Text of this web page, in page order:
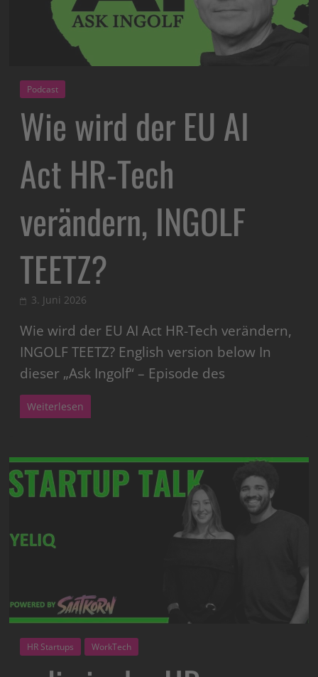
Podcast
Wie wird der EU AI
Act HR-Tech
verändern, INGOLF
TEETZ?
3. Juni 2026
Wie wird der EU AI Act HR-Tech verändern,
INGOLF TEETZ? English version below In
dieser „Ask Ingolf“ – Episode des
Weiterlesen
HR Startups WorkTech